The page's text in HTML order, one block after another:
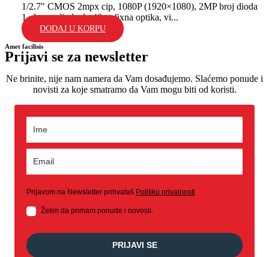
1/2.7" CMOS 2mpx cip, 1080P (1920×1080), 2MP broj dioda
1, domet dioda do 40m; fixna optika, vi...
DODAJ U KORPU
Amet facilisis
Prijavi se za newsletter
Ne brinite, nije nam namera da Vam dosađujemo. Slaćemo ponude i
novisti za koje smatramo da Vam mogu biti od koristi.
Prijavom na Newsletter prihvataš Politiku privatnosti
Želim da primam ponude i novosti.
PRIJAVI SE